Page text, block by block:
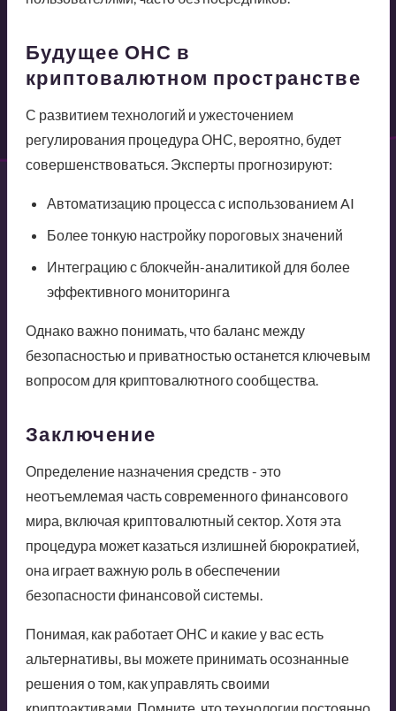
Будущее ОНС в
криптовалютном пространстве
С развитием технологий и ужесточением
регулирования процедура ОНС, вероятно, будет
совершенствоваться. Эксперты прогнозируют:
Автоматизацию процесса с использованием AI
Более тонкую настройку пороговых значений
Интеграцию с блокчейн-аналитикой для более
эффективного мониторинга
Однако важно понимать, что баланс между
безопасностью и приватностью останется ключевым
вопросом для криптовалютного сообщества.
Заключение
Определение назначения средств - это
неотъемлемая часть современного финансового
мира, включая криптовалютный сектор. Хотя эта
процедура может казаться излишней бюрократией,
она играет важную роль в обеспечении
безопасности финансовой системы.
Понимая, как работает ОНС и какие у вас есть
альтернативы, вы можете принимать осознанные
решения о том, как управлять своими
криптоактивами. Помните, что технологии постоянно